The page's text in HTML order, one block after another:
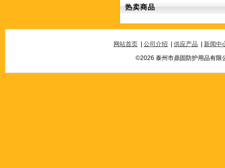
热卖商品
网站首页 公司介绍 供应产品
新闻中
©2026 泰州市鼎固防护用品有